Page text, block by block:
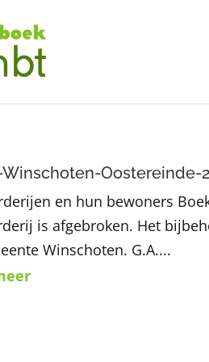
Winschoten-Oostereinde-
en hun bewoners
is afgebroken. Het
Winschoten. G.A....